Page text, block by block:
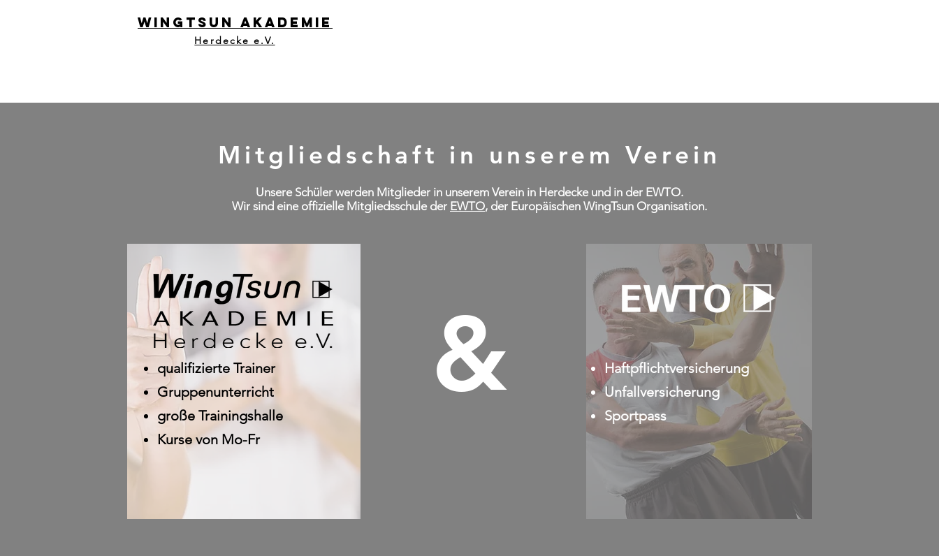
WingTsun Akademie
Herdecke e.V.
Mitgliedschaft in unserem Verein
Unsere Schüler werden Mitglieder in unserem Verein in Herdecke und in der EWTO.
Wir sind eine offizielle Mitgliedsschule der EWTO, der Europäischen WingTsun Organisation.
qualifizierte Trainer
Gruppenunterricht
große Trainingshalle
Kurse von Mo-Fr
&
Haftpflichtversicherung
Unfallversicherung
Sportpass